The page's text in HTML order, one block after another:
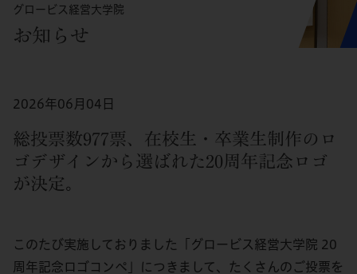
グロービス経営大学院
お知らせ
2026年06月04日
総投票数977票、在校生・卒業生制作のロ
ゴデザインから選ばれた20周年記念ロゴ
が決定。
このたび実施しておりました「グロービス経営大学院 20
周年記念ロゴコンペ」につきまして、たくさんのご投票を